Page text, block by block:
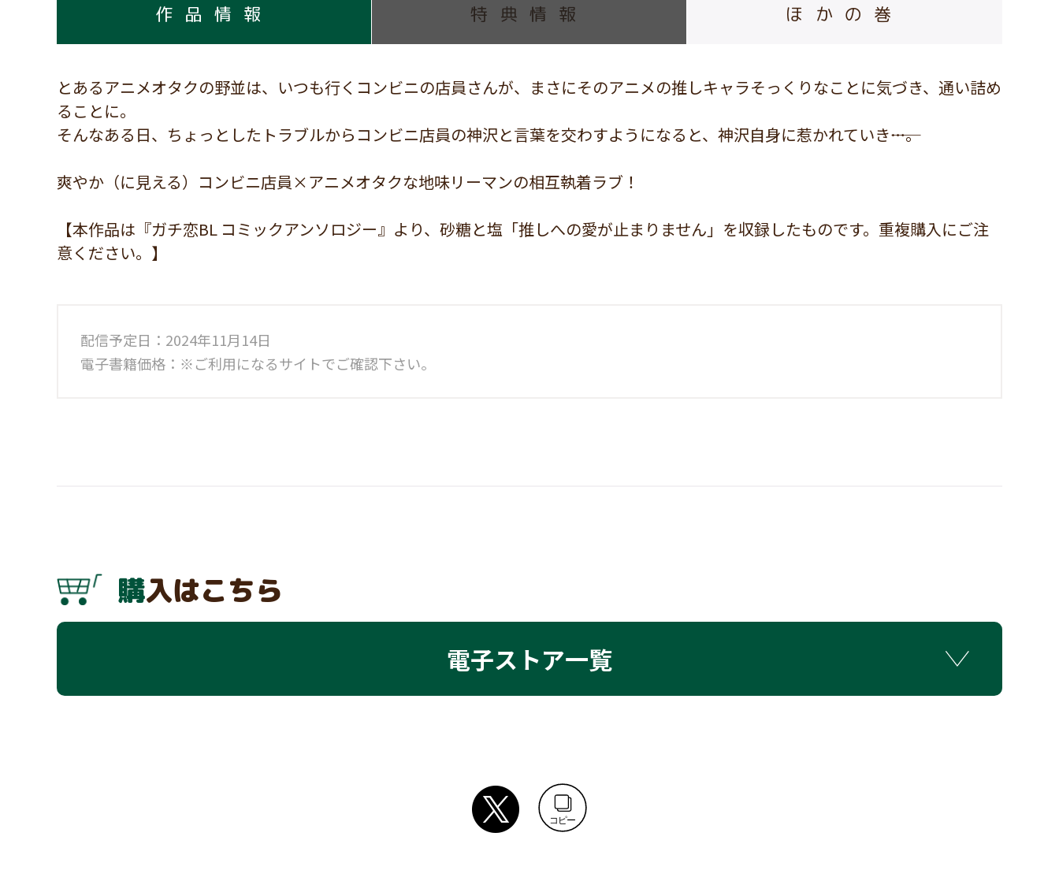
作品情報 特典情報 ほかの巻
とあるアニメオタクの野並は、いつも行くコンビニの店員さんが、まさにそのアニメの推しキャラそっくりなことに気づき、通い詰め
ることに。
そんなある日、ちょっとしたトラブルからコンビニ店員の神沢と言葉を交わすようになると、神沢自身に惹かれていき――…。
爽やか（に見える）コンビニ店員×アニメオタクな地味リーマンの相互執着ラブ！
【本作品は『ガチ恋BL コミックアンソロジー』より、砂糖と塩「推しへの愛が止まりません」を収録したものです。重複購入にご注
意ください。】
配信予定日：2024年11月14日
電子書籍価格：※ご利用になるサイトでご確認下さい。
購入はこちら
電子ストア一覧
コピー